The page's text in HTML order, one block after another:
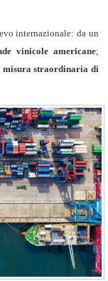
internazionale: da un
vinicole americane;
misura straordinaria di